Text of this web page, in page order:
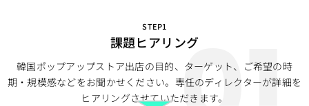
STEP1
課題ヒアリング
韓国ポップアップストア出店の目的、ターゲット、ご希望の時
期・規模感などをお聞かせください。専任のディレクターが詳細を
ヒアリングさせていただきます。